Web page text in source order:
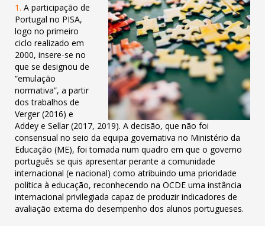
1. A participação de
Portugal no PISA,
logo no primeiro
ciclo realizado em
2000, insere-se no
que se designou de
“emulação
normativa”, a partir
dos trabalhos de
Verger (2016) e
Addey e Sellar (2017, 2019). A decisão, que não foi
consensual no seio da equipa governativa no Ministério da
Educação (ME), foi tomada num quadro em que o governo
português se quis apresentar perante a comunidade
internacional (e nacional) como atribuindo uma prioridade
política à educação, reconhecendo na OCDE uma instância
internacional privilegiada capaz de produzir indicadores de
avaliação externa do desempenho dos alunos portugueses.